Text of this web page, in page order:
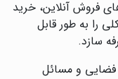
فروش آنلاین، خرید
را به طور قابل
سازد.
فضایی و مسائل